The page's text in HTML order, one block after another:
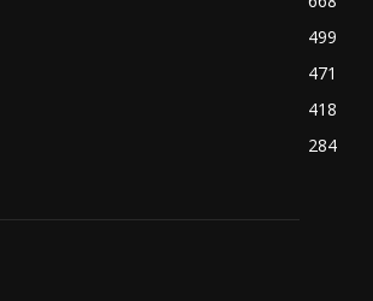
499
471
418
284